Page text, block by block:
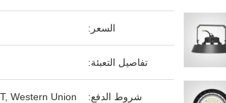
السعر:
تفاصيل التعبئة:
شروط الدفع: Western Union,